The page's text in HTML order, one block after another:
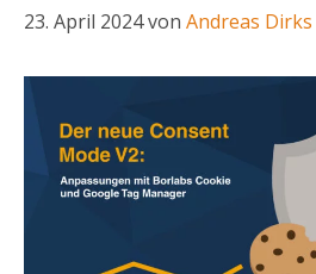
23. April 2024von Andreas Dirks